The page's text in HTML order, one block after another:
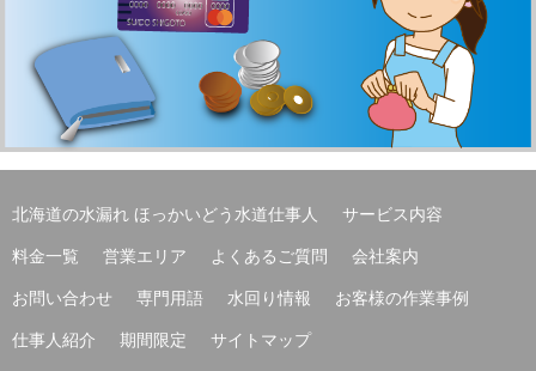
北海道の水漏れ ほっかいどう水道仕事人 サービス内容
料金一覧 営業エリア よくあるご質問 会社案内
お問い合わせ 専門用語 水回り情報 お客様の作業事例
仕事人紹介 期間限定 サイトマップ